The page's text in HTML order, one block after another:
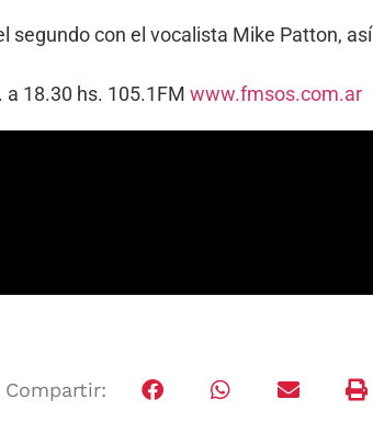
segundo con el vocalista Mike Patton, así
18.30 hs. 105.1FM www.fmsos.com.ar
Compartir: